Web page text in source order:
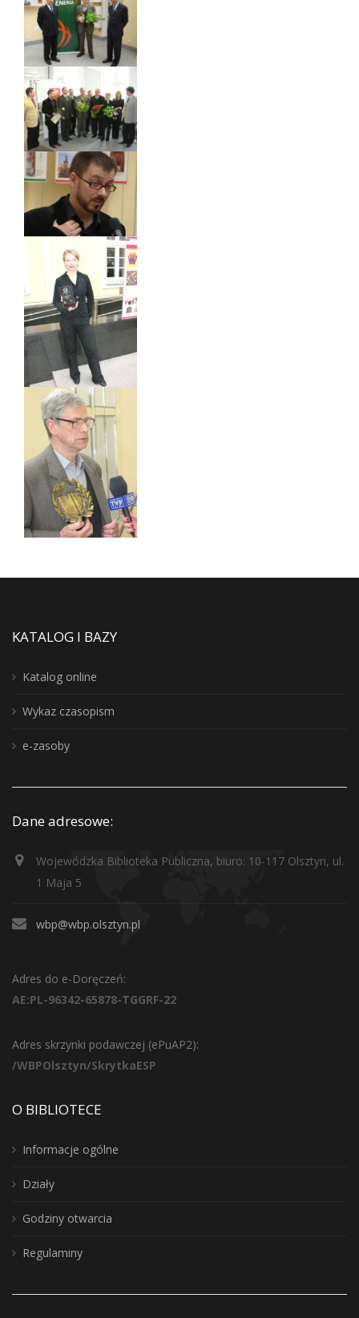
KATALOG I BAZY
Katalog online
Wykaz czasopism
e-zasoby
Dane adresowe:
Wojewódzka Biblioteka Publiczna, biuro: 10-117 Olsztyn, ul.
1 Maja 5
wbp@wbp.olsztyn.pl
Adres do e-Doręczeń:
AE:PL-96342-65878-TGGRF-22
Adres skrzynki podawczej (ePuAP2):
/WBPOlsztyn/SkrytkaESP
O BIBLIOTECE
Informacje ogólne
Działy
Godziny otwarcia
Regulaminy